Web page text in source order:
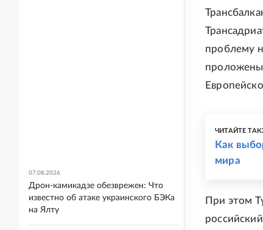
проблему
проложены
ЧИТАЙТЕ
Как
мира
При этом
07.08.2026
Дрон-камикадзе обезврежен: Что
известно об атаке украинского БЭКа
на Ялту